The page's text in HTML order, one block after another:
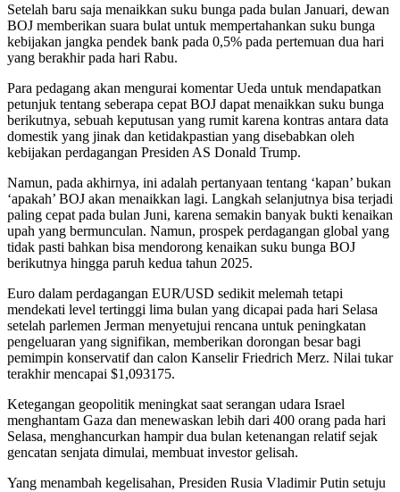
Setelah baru saja menaikkan suku bunga pada bulan Januari, dewan
BOJ memberikan suara bulat untuk mempertahankan suku bunga
kebijakan jangka pendek bank pada 0,5% pada pertemuan dua hari
yang berakhir pada hari Rabu.
Para pedagang akan mengurai komentar Ueda untuk mendapatkan
petunjuk tentang seberapa cepat BOJ dapat menaikkan suku bunga
berikutnya, sebuah keputusan yang rumit karena kontras antara data
domestik yang jinak dan ketidakpastian yang disebabkan oleh
kebijakan perdagangan Presiden AS Donald Trump.
Namun, pada akhirnya, ini adalah pertanyaan tentang ‘kapan’ bukan
‘apakah’ BOJ akan menaikkan lagi. Langkah selanjutnya bisa terjadi
paling cepat pada bulan Juni, karena semakin banyak bukti kenaikan
upah yang bermunculan. Namun, prospek perdagangan global yang
tidak pasti bahkan bisa mendorong kenaikan suku bunga BOJ
berikutnya hingga paruh kedua tahun 2025.
Euro dalam perdagangan EUR/USD sedikit melemah tetapi
mendekati level tertinggi lima bulan yang dicapai pada hari Selasa
setelah parlemen Jerman menyetujui rencana untuk peningkatan
pengeluaran yang signifikan, memberikan dorongan besar bagi
pemimpin konservatif dan calon Kanselir Friedrich Merz. Nilai tukar
terakhir mencapai $1,093175.
Ketegangan geopolitik meningkat saat serangan udara Israel
menghantam Gaza dan menewaskan lebih dari 400 orang pada hari
Selasa, menghancurkan hampir dua bulan ketenangan relatif sejak
gencatan senjata dimulai, membuat investor gelisah.
Yang menambah kegelisahan, Presiden Rusia Vladimir Putin setuju